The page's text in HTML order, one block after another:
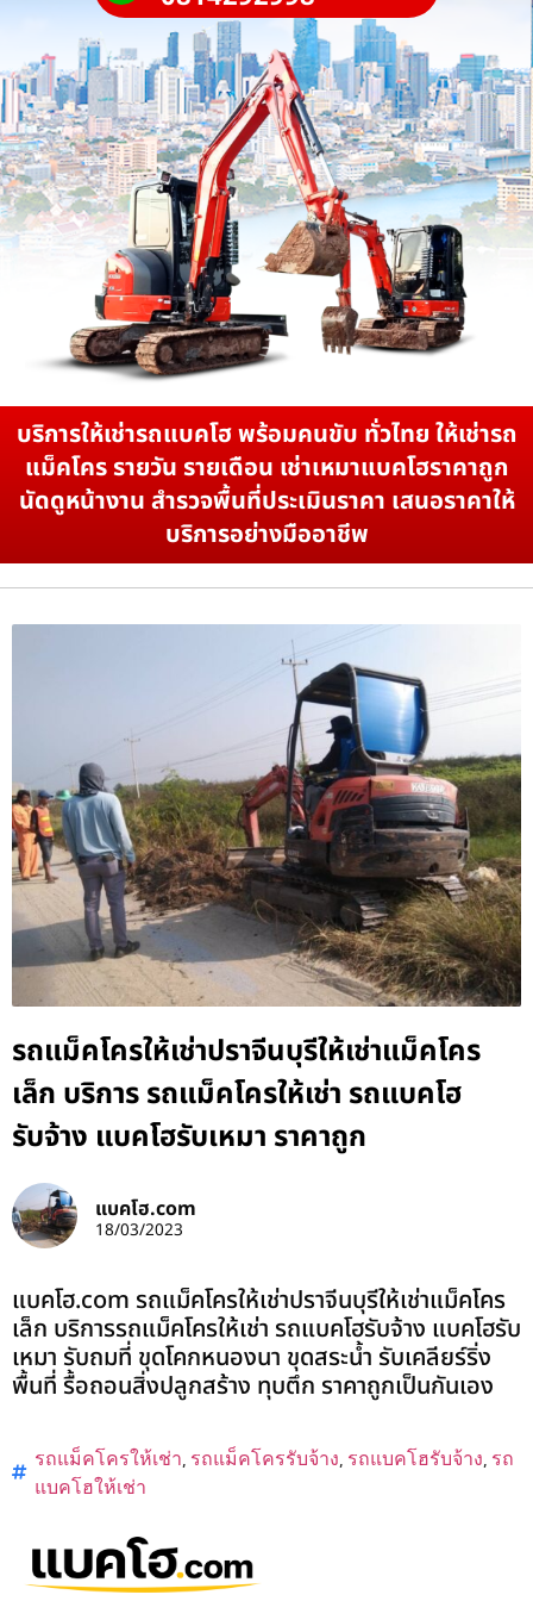
บริการให้เช่ารถแบคโฮ พร้อมคนขับ ทั่วไทย ให้เช่ารถ
แม็คโคร รายวัน รายเดือน เช่าเหมาแบคโฮราคาถูก
นัดดูหน้างาน สำรวจพื้นที่ประเมินราคา เสนอราคาให้
บริการอย่างมืออาชีพ
รถแม็คโครให้เช่าปราจีนบุรีให้เช่าแม็คโคร
เล็ก บริการ รถแม็คโครให้เช่า รถแบคโฮ
รับจ้าง แบคโฮรับเหมา ราคาถูก
แบคโฮ.com
18/03/2023
แบคโฮ.com รถแม็คโครให้เช่าปราจีนบุรีให้เช่าแม็คโคร
เล็ก บริการรถแม็คโครให้เช่า รถแบคโฮรับจ้าง แบคโฮรับ
เหมา รับถมที่ ขุดโคกหนองนา ขุดสระน้ำ รับเคลียร์ริ่ง
พื้นที่ รื้อถอนสิ่งปลูกสร้าง ทุบตึก ราคาถูกเป็นกันเอง
รถแม็คโครให้เช่า, รถแม็คโครรับจ้าง, รถแบคโฮรับจ้าง, รถ
แบคโฮให้เช่า